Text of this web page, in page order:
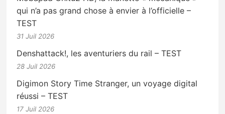
qui n’a pas grand chose à envier à l’officielle –
TEST
31 Juil 2026
Denshattack!, les aventuriers du rail – TEST
28 Juil 2026
Digimon Story Time Stranger, un voyage digital
réussi – TEST
17 Juil 2026